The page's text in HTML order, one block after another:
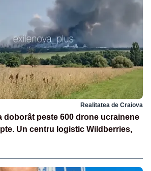
Realitatea de Craiova
doborât peste 600 drone ucrainene
Un centru logistic Wildberries,